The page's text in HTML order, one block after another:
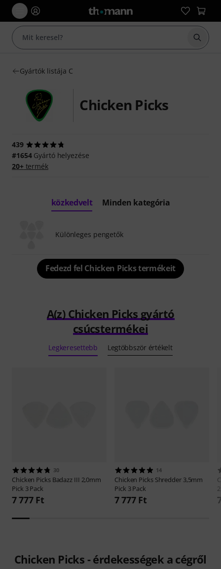
Gyártók listája C
Chicken Picks
439
#1654Gyártó helyezése
20+termék
közkedvelt Minden kategória
Különleges pengetők
Fedezd fel Chicken Picks termékeit
A(z) Chicken Picks gyártó
csúcstermékei
Legkeresettebb Legtöbbször értékelt
30
Chicken Picks Badazz III 2,0mm
Pick 3 Pack
7 777 Ft
14
Chicken Picks Shredder 3,5mm
Pick 3 Pack
7 777 Ft
Chicken Picks - érdekességek a cégről